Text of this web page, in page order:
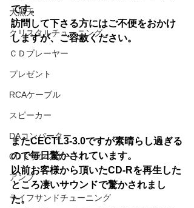
大黒天
クリスタルチューニング
ＣＤプレーヤー
プレゼント
RCAケーブル
スピーカー
DAコンバーター
CDトランスポート
アンプ
ライフサンドチューニング
です。
訪問して下さる方にはご不便をおかけ
しますが、ご容赦ください。
またCECTL3-3.0ですが素晴らし過ぎる
ので毎日驚かされています。
以前お客様から頂いたCD-Rを再生した
ところ凄いサウンドで驚かされまし
た。